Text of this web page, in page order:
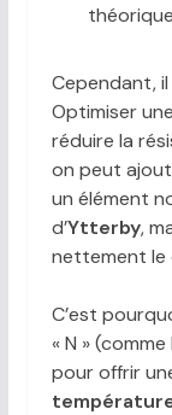
Cependant,
Optimiser
réduire la
on peut
un élément
d’Ytterby,
nettement
C’est
« N »
pour offrir